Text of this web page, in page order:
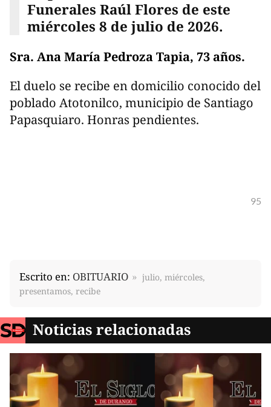
Funerales Raúl Flores de este
miércoles 8 de julio de 2026.
Sra. Ana María Pedroza Tapia, 73 años.
El duelo se recibe en domicilio conocido del
poblado Atotonilco, municipio de Santiago
Papasquiaro. Honras pendientes.
95
Escrito en: OBITUARIO
julio, miércoles,
presentamos, recibe
Noticias relacionadas